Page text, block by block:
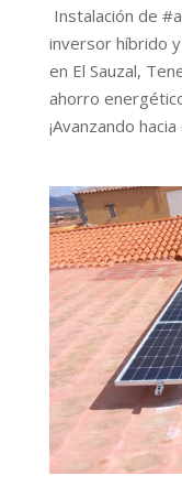
Instalación de
inversor híbrido
en El Sauzal,
ahorro
¡Avanzando hacia